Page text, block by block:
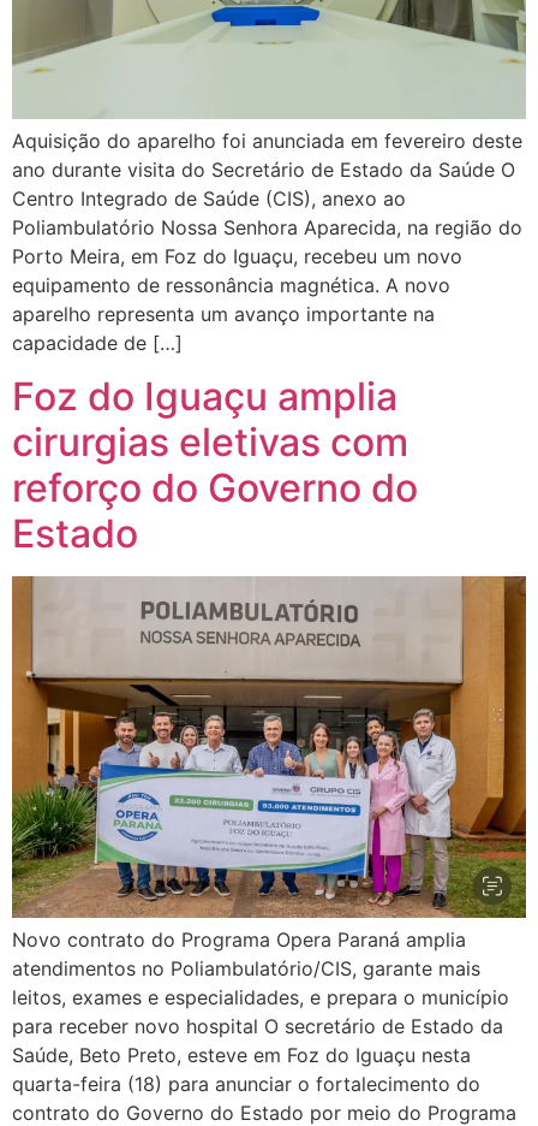
Aquisição do aparelho foi anunciada em fevereiro deste
ano durante visita do Secretário de Estado da Saúde O
Centro Integrado de Saúde (CIS), anexo ao
Poliambulatório Nossa Senhora Aparecida, na região do
Porto Meira, em Foz do Iguaçu, recebeu um novo
equipamento de ressonância magnética. A novo
aparelho representa um avanço importante na
capacidade de […]
Foz do Iguaçu amplia
cirurgias eletivas com
reforço do Governo do
Estado
Novo contrato do Programa Opera Paraná amplia
atendimentos no Poliambulatório/CIS, garante mais
leitos, exames e especialidades, e prepara o município
para receber novo hospital O secretário de Estado da
Saúde, Beto Preto, esteve em Foz do Iguaçu nesta
quarta-feira (18) para anunciar o fortalecimento do
contrato do Governo do Estado por meio do Programa